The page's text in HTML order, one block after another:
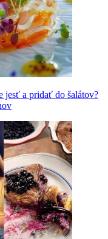
jesť a pridať do šalátov?